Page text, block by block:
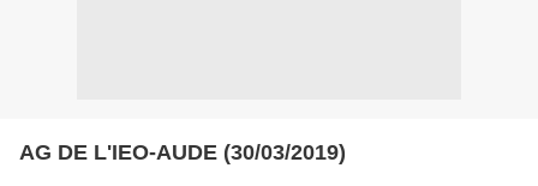
AG DE L'IEO-AUDE (30/03/2019)